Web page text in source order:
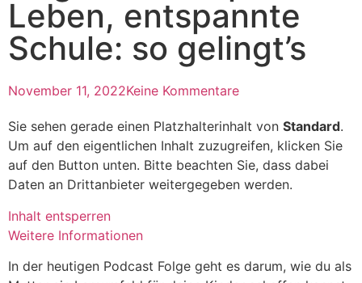
Leben, entspannte
Schule: so gelingt’s
November 11, 2022Keine Kommentare
Sie sehen gerade einen Platzhalterinhalt von Standard.
Um auf den eigentlichen Inhalt zuzugreifen, klicken Sie
auf den Button unten. Bitte beachten Sie, dass dabei
Daten an Drittanbieter weitergegeben werden.
Inhalt entsperren
Weitere Informationen
In der heutigen Podcast Folge geht es darum, wie du als